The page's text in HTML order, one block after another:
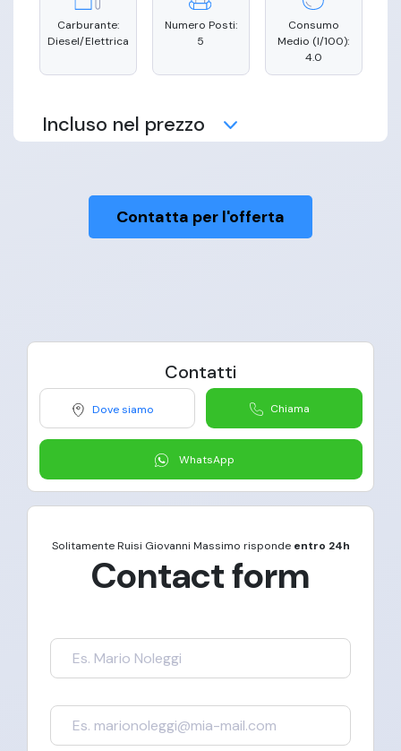
Carburante:
Diesel/Elettrica
Numero Posti:
5
Consumo
Medio (l/100):
4.0
Incluso nel prezzo
Copertura
Contatta per l'offerta
Contatti
Dove siamo Chiama
WhatsApp
SolitamenteRuisi Giovanni Massimo risponde entro 24h
Contact form